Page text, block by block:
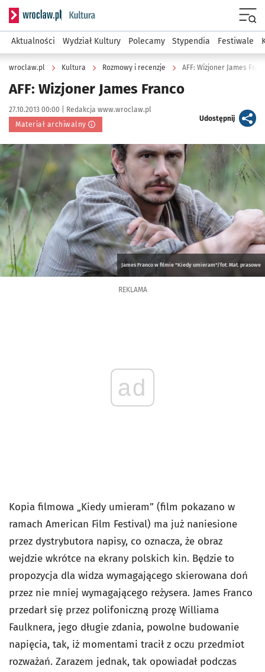
Serwis informacyjny wroclaw.pl podserwis: Kultura
Aktualności Wydział Kultury Polecamy Stypendia Festiwale
wroclaw.pl Kultura Rozmowy i recenzje AFF: Wizjoner James
AFF: Wizjoner James Franco
Data publikacji:
27.10.2013 00:00 | Autor:
Redakcja www.wroclaw.pl
Materiał archiwalny
Udostępnijartykuł
Kliknij, aby powiększyć
James Franco w filmie "Kiedy umieram"/fot. Mat. prasowe
REKLAMA
ad
Kopia filmowa „Kiedy umieram” (film pokazano w
ramach American Film Festival) ma już naniesione
przez dystrybutora napisy, co oznacza, że obraz
wejdzie wkrótce na ekrany polskich kin. Będzie to
propozycja dla widza wymagającego skierowana doń
przez nie mniej wymagającego reżysera. James Franco
przedarł się przez polifoniczną prozę Williama
Faulknera, jego długie zdania, powolne budowanie
napięcia, tak, iż momentami tracił z oczu przedmiot
rozważań. Zarazem jednak, tak opowiadał podczas